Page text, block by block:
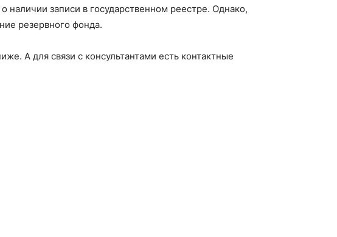
наличии записи в государственном реестре. Однако,
резервного фонда.
А для связи с консультантами есть контактные